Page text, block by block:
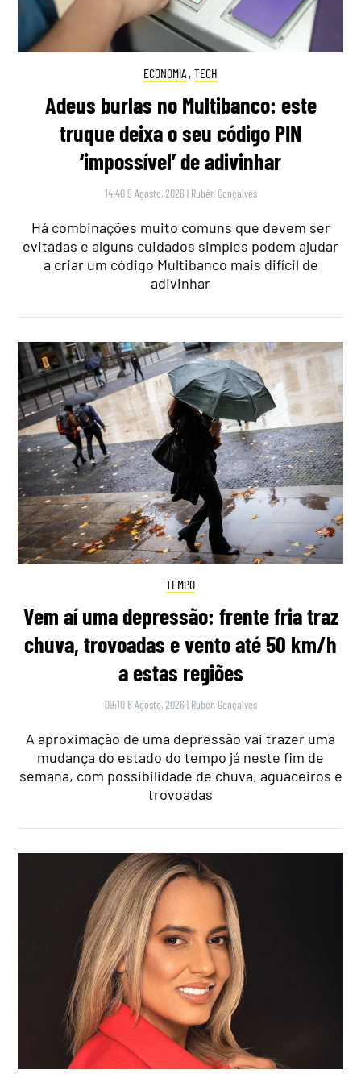
ECONOMIA , TECH
Adeus burlas no Multibanco: este
truque deixa o seu código PIN
‘impossível’ de adivinhar
14:40 9 Agosto, 2026 | Rubén Gonçalves
Há combinações muito comuns que devem ser
evitadas e alguns cuidados simples podem ajudar
a criar um código Multibanco mais difícil de
adivinhar
TEMPO
Vem aí uma depressão: frente fria traz
chuva, trovoadas e vento até 50 km/h
a estas regiões
09:10 8 Agosto, 2026 | Rubén Gonçalves
A aproximação de uma depressão vai trazer uma
mudança do estado do tempo já neste fim de
semana, com possibilidade de chuva, aguaceiros e
trovoadas